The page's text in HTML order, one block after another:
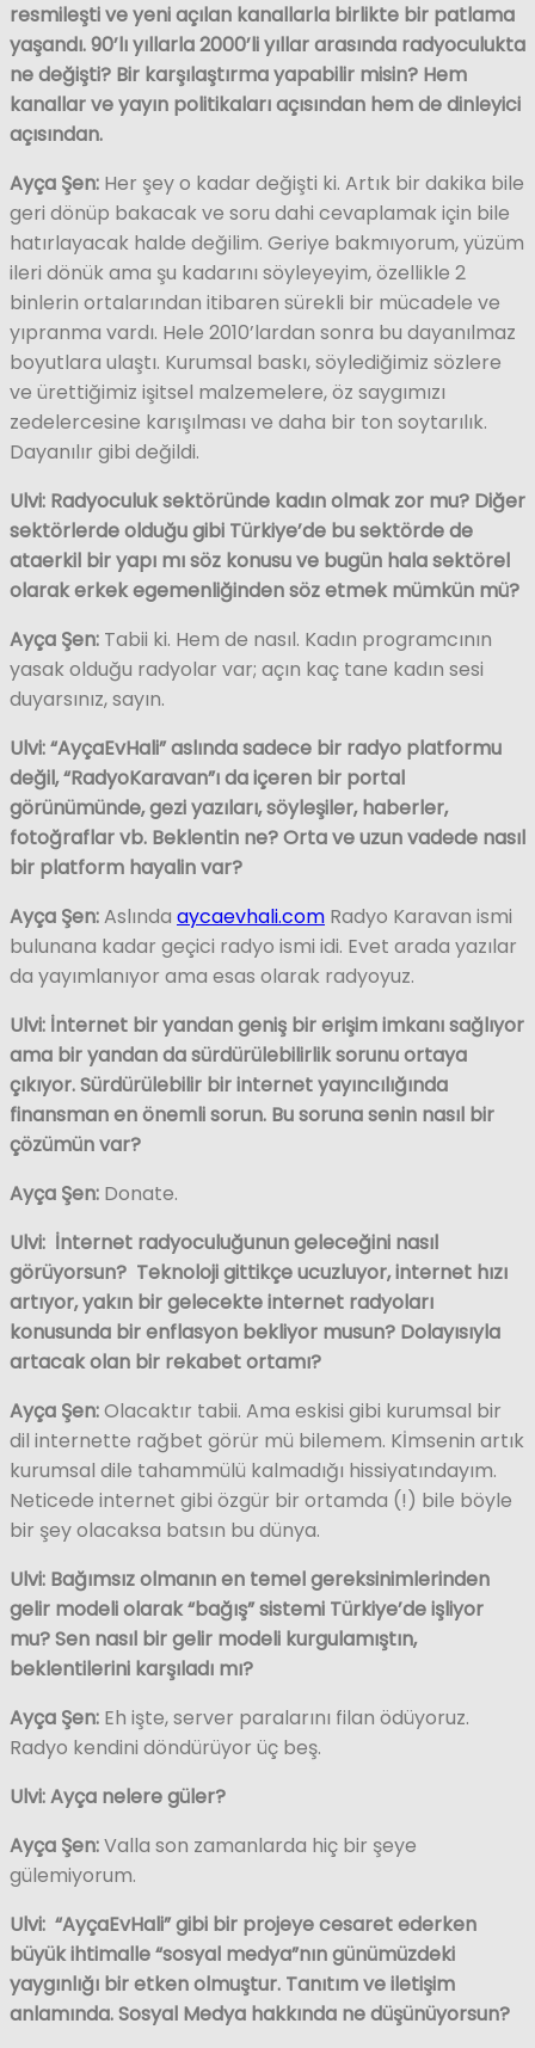
resmileşti ve yeni açılan kanallarla birlikte bir patlama
yaşandı. 90’lı yıllarla 2000’li yıllar arasında radyoculukta
ne değişti? Bir karşılaştırma yapabilir misin? Hem
kanallar ve yayın politikaları açısından hem de dinleyici
açısından.
Ayça Şen: Her şey o kadar değişti ki. Artık bir dakika bile
geri dönüp bakacak ve soru dahi cevaplamak için bile
hatırlayacak halde değilim. Geriye bakmıyorum, yüzüm
ileri dönük ama şu kadarını söyleyeyim, özellikle 2
binlerin ortalarından itibaren sürekli bir mücadele ve
yıpranma vardı. Hele 2010’lardan sonra bu dayanılmaz
boyutlara ulaştı. Kurumsal baskı, söylediğimiz sözlere
ve ürettiğimiz işitsel malzemelere, öz saygımızı
zedelercesine karışılması ve daha bir ton soytarılık.
Dayanılır gibi değildi.
Ulvi: Radyoculuk sektöründe kadın olmak zor mu? Diğer
sektörlerde olduğu gibi Türkiye’de bu sektörde de
ataerkil bir yapı mı söz konusu ve bugün hala sektörel
olarak erkek egemenliğinden söz etmek mümkün mü?
Ayça Şen: Tabii ki. Hem de nasıl. Kadın programcının
yasak olduğu radyolar var; açın kaç tane kadın sesi
duyarsınız, sayın.
Ulvi:“AyçaEvHali” aslında sadece bir radyo platformu
değil, “RadyoKaravan”ı da içeren bir portal
görünümünde, gezi yazıları, söyleşiler, haberler,
fotoğraflar vb. Beklentin ne? Orta ve uzun vadede nasıl
bir platform hayalin var?
Ayça Şen:Aslında aycaevhali.com Radyo Karavan ismi
bulunana kadar geçici radyo ismi idi. Evet arada yazılar
da yayımlanıyor ama esas olarak radyoyuz.
Ulvi: İnternet bir yandan geniş bir erişim imkanı sağlıyor
ama bir yandan da sürdürülebilirlik sorunu ortaya
çıkıyor. Sürdürülebilir bir internet yayıncılığında
finansman en önemli sorun. Bu soruna senin nasıl bir
çözümün var?
Ayça Şen: Donate.
Ulvi: İnternet radyoculuğunun geleceğini nasıl
görüyorsun? Teknoloji gittikçe ucuzluyor, internet hızı
artıyor, yakın bir gelecekte internet radyoları
konusunda bir enflasyon bekliyor musun? Dolayısıyla
artacak olan bir rekabet ortamı?
Ayça Şen:Olacaktır tabii. Ama eskisi gibi kurumsal bir
dil internette rağbet görür mü bilemem. Kİmsenin artık
kurumsal dile tahammülü kalmadığı hissiyatındayım.
Neticede internet gibi özgür bir ortamda (!) bile böyle
bir şey olacaksa batsın bu dünya.
Ulvi: Bağımsız olmanın en temel gereksinimlerinden
gelir modeli olarak “bağış” sistemi Türkiye’de işliyor
mu? Sen nasıl bir gelir modeli kurgulamıştın,
beklentilerini karşıladı mı?
Ayça Şen: Eh işte, server paralarını filan ödüyoruz.
Radyo kendini döndürüyor üç beş.
Ulvi: Ayça nelere güler?
Ayça Şen:Valla son zamanlarda hiç bir şeye
gülemiyorum.
Ulvi: “AyçaEvHali” gibi bir projeye cesaret ederken
büyük ihtimalle “sosyal medya”nın günümüzdeki
yaygınlığı bir etken olmuştur. Tanıtım ve iletişim
anlamında. Sosyal Medya hakkında ne düşünüyorsun?